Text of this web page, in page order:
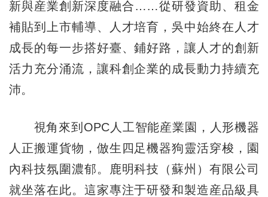
新與産業創新深度融合……從研發資助、租金
補貼到上市輔導、人才培育，吳中始終在人才
成長的每一步搭好臺、鋪好路，讓人才的創新
活力充分涌流，讓科創企業的成長動力持續充
沛。
視角來到OPC人工智能産業園，人形機器
人正搬運貨物，倣生四足機器狗靈活穿梭，園
內科技氛圍濃郁。鹿明科技（蘇州）有限公司
就坐落在此。這家專注于研發和製造産品級具